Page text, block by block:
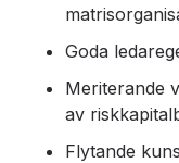
Goda
Meriterande
av
Flytande